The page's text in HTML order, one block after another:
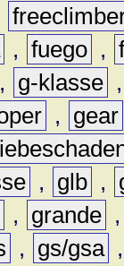
, fuego ,
, g-klasse
,
gear
, glb ,
, grande
, gs/gsa